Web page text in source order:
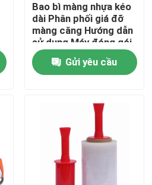
Bao bì màng nhựa kéo
dài Phân phối giá đỡ
màng căng Hướng dẫn
sử dụng Máy đóng gói
cuộn tay
Gửi yêu cầu